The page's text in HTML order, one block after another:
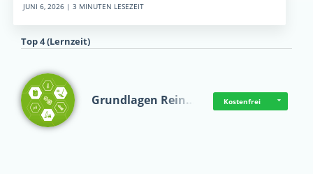
JUNI 6, 2026 | 3 MINUTEN LESEZEIT
Top 4 (Lernzeit)
Grundlagen Rein… Kostenfrei